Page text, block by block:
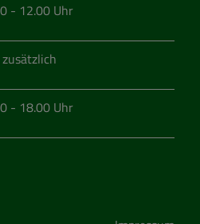
- 12.00 Uhr
zusätzlich
- 18.00 Uhr